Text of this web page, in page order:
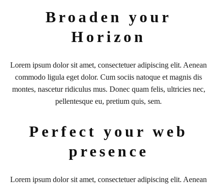
Broaden your
Horizon
Lorem ipsum dolor sit amet, consectetuer adipiscing elit. Aenean
commodo ligula eget dolor. Cum sociis natoque et magnis dis
montes, nascetur ridiculus mus. Donec quam felis, ultricies nec,
pellentesque eu, pretium quis, sem.
Perfect your web
presence
Lorem ipsum dolor sit amet, consectetuer adipiscing elit. Aenean